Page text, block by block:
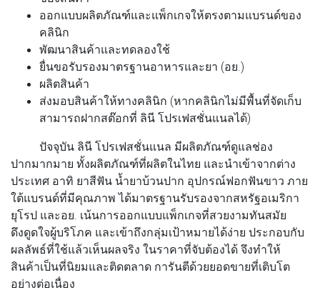
ออกแบบผลิตภัณฑ์และแพ็กเกจให้ตรงตามแบรนด์ของ
คลินิก
พัฒนาสินค้าและทดลองใช้
ยื่นขอรับรองมาตรฐานอาหารและยา (อย.)
ผลิตสินค้า
ส่งมอบสินค้าให้ทางคลินิก (หากคลินิกไม่มีพื้นที่จัดเก็บ
สามารถฝากสต๊อกที่ ลินี โปรเฟสชั่นแนลได้)
ปัจจุบัน ลินี โปรเฟสชั่นแนล มีผลิตภัณฑ์ดูแลช่อง
ปากมากมาย ทั้งผลิตภัณฑ์ที่ผลิตในไทย และนำเข้าจากต่าง
ประเทศ อาทิ ยาสีฟัน น้ำยาบ้วนปาก อุปกรณ์ฟอกฟันขาว ภาย
ใต้แบรนด์ที่มีคุณภาพ ได้มาตรฐานรับรองจากสหรัฐอเมริกา
ยุโรป และอย. เน้นการออกแบบแพ็กเกจที่สวยงามทันสมัย
ดึงดูดใจผู้บริโภค และเข้าถึงกลุ่มเป้าหมายได้ง่าย ประกอบกับ
ผลลัพธ์ที่ใช้แล้วเห็นผลจริง ในราคาที่จับต้องได้ จึงทำให้
สินค้าเป็นที่นิยมและติดตลาด การันตีด้วยยอดขายที่เติบโต
อย่างต่อเนื่อง